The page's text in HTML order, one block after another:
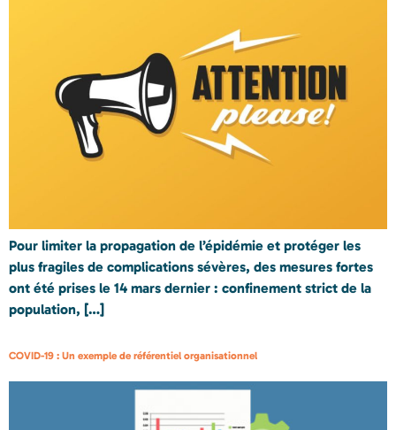
Pour limiter la propagation de l’épidémie et protéger les
plus fragiles de complications sévères, des mesures fortes
ont été prises le 14 mars dernier : confinement strict de la
population, […]
COVID-19 : Un exemple de référentiel organisationnel